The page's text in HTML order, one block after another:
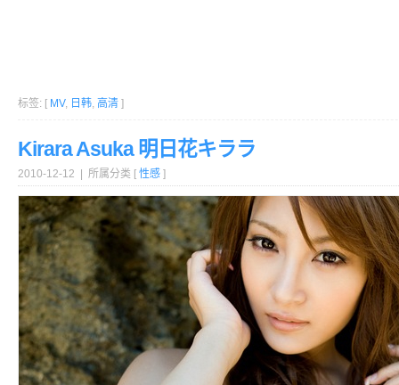
标签: [ MV, 日韩, 高清 ]
Kirara Asuka 明日花キララ
2010-12-12 | 所属分类 [ 性感 ]